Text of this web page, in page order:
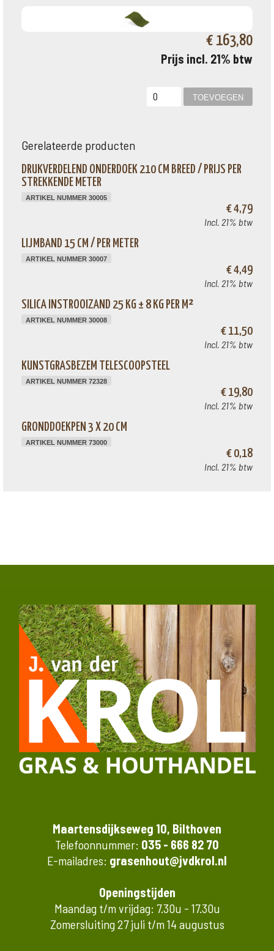
€ 163,80
Prijs incl. 21% btw
Gerelateerde producten
DRUKVERDELEND ONDERDOEK 210 CM BREED / PRIJS PER
STREKKENDE METER
ARTIKEL NUMMER 30005
€ 4,79
Incl. 21% btw
LIJMBAND 15 CM / PER METER
ARTIKEL NUMMER 30007
€ 4,49
Incl. 21% btw
SILICA INSTROOIZAND 25 KG ± 8 KG PER M²
ARTIKEL NUMMER 30008
€ 11,50
Incl. 21% btw
KUNSTGRASBEZEM TELESCOOPSTEEL
ARTIKEL NUMMER 72328
€ 19,80
Incl. 21% btw
GRONDDOEKPEN 3 X 20 CM
ARTIKEL NUMMER 73000
€ 0,18
Incl. 21% btw
Maartensdijkseweg 10, Bilthoven
Telefoonnummer: 035 - 666 82 70
E-mailadres: grasenhout@jvdkrol.nl
Openingstijden
Maandag t/m vrijdag: 7.30u - 17.30u
Zomersluiting 27 juli t/m 14 augustus